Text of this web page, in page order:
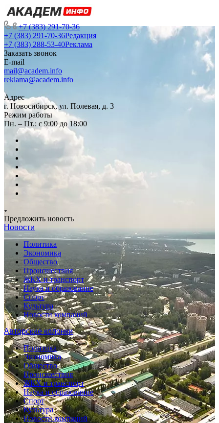
+7 (383) 291-70-36
+7 (383) 291-70-36Редакция
+7 (383) 288-53-40Реклама
Заказать звонок
E-mail
mail@academ.info
reklama@academ.info
Адрес
г. Новосибирск, ул. Полевая, д. 3
Режим работы
Пн. – Пт.: с 9:00 до 18:00
Предложить новость
Новости
Политика
Экономика
Общество
Происшествия
ЖКХ и транспорт
Наука и образование
Спорт
Культура
Новости компаний
Авторские колонки
Политика
Экономика
Общество
Происшествия
ЖКХ и транспорт
Наука и образование
Спорт
Культура
Новости компаний